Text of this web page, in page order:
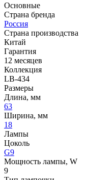
Основные
Страна бренда
Россия
Страна производства
Китай
Гарантия
12 месяцев
Коллекция
LB-434
Размеры
Длина, мм
63
Ширина, мм
18
Лампы
Цоколь
G9
Мощность лампы, W
9